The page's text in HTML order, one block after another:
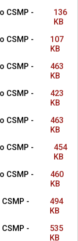
CSMP -
136
KB
CSMP -
107
KB
CSMP -
463
KB
CSMP -
423
KB
CSMP -
463
KB
CSMP -
454
KB
CSMP -
460
KB
-
494
KB
-
535
KB